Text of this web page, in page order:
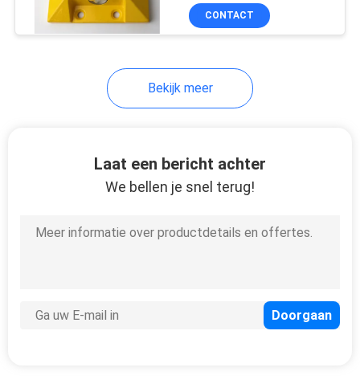
CONTACT
Bekijk meer
Laat een bericht achter
We bellen je snel terug!